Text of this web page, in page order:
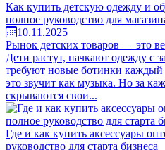
Как купить детскую одежду и
полное руководство для
10.11.2025
Рынок детских товаров — это
Дети растут, пачкают одежду с
требуют новые ботинки каждый
это звучит как музыка. Но за
скрываются свои...
Где и как купить аксессуары
руководство для старта бизнеса